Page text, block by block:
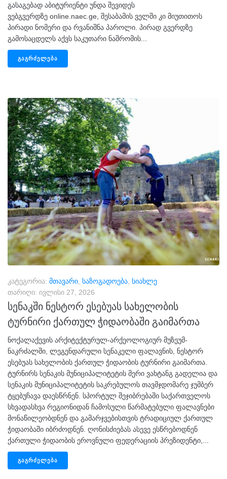
გასაგებად აბიტურიენტი უნდა შევიდეს
ვებგვერდზე online.naec.ge, შესაბამის ველში კი მიუთითოს
პირადი ნომერი და რვანიშნა პაროლი. პირად გვერდზე
გამოსაცდელს აქვს საკუთარი ნაშრომის...
ᲒᲐᲒᲠᲫᲔᲚᲔᲑᲐ
კატეგორია: მთავარი საზოგადოება სიახლე
თარიღი: ივლისი 27, 2026
სენაკში ნესტორ ესებუას სახელობის
ტურნირი ქართულ ჭიდაობაში გაიმართა
ნოქალაქევის არქიტექტურულ-არქეოლოგიურ მუზეუმ-
ნაკრძალში, ლეგენდარული სენაკელი ფალავნის, ნესტორ
ესებუას სახელობის ქართულ ჭიდაობის ტურნირი გაიმართა.
ტურნირს სენაკის მუნიციპალიტეტის მერი ვახტანგ გადელია და
სენაკის მუნიციპალიტეტის საკრებულოს თავმჯდომარე ჯუმბერ
ტყებუჩავა დაესწრნენ. სპორტულ შეჯიბრებაში საქართველოს
სხვადასხვა რეგიონიდან ჩამოსული წარმატებული ფალავნები
მონაწილეობდნენ და გამარჯვებისთვის ტრადიციულ ქართულ
ჭიდაობაში იბრძოდნენ. ღონისძიებას ასევე ესწრებოდნენ
ქართული ჭიდაობის ეროვნული ფედერაციის პრეზიდენტი,...
ᲒᲐᲒᲠᲫᲔᲚᲔᲑᲐ